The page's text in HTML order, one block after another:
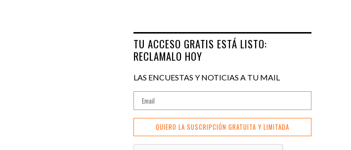
TU ACCESO GRATIS ESTÁ LISTO:
RECLAMALO HOY
LAS ENCUESTAS Y NOTICIAS A TU MAIL
QUIERO LA SUSCRIPCIÓN GRATUITA Y LIMITADA